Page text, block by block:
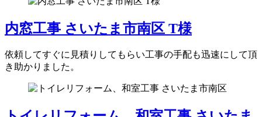
内窓工事 さいたま市南区 T様
依頼してすぐに見積りしてもらい工事の手配も迅速にして頂
き助かりました。